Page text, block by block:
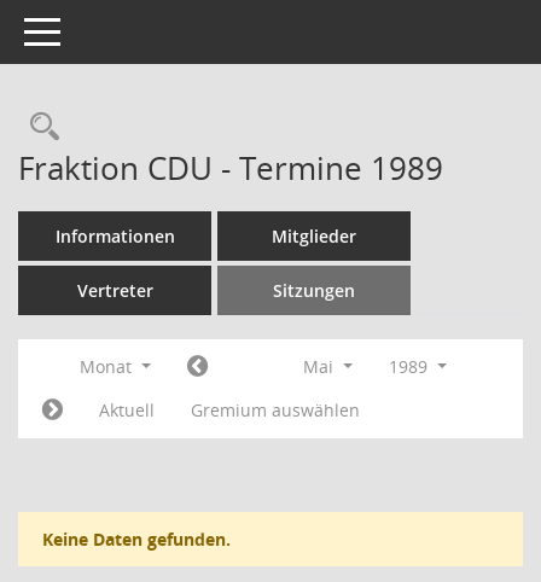
Toggle navigation
Rechercheauswahl
Fraktion CDU - Termine 1989
Informationen Mitglieder
Vertreter Sitzungen
Monat Mai
1989
Aktuell
Gremium auswählen
Keine Daten gefunden.